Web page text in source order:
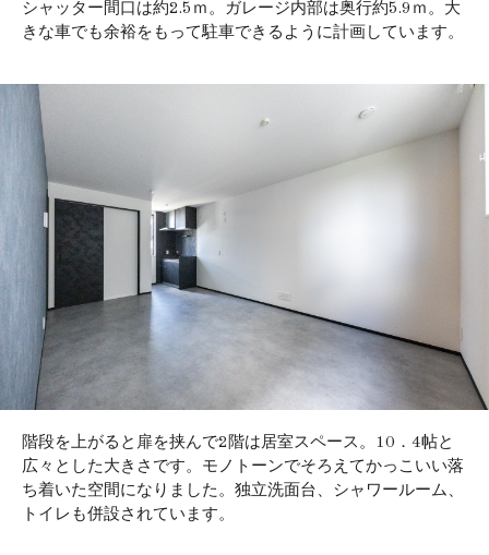
シャッター間口は約2.5ｍ。ガレージ内部は奥行約5.9ｍ。大
きな車でも余裕をもって駐車できるように計画しています。
階段を上がると扉を挟んで2階は居室スペース。10．4帖と
広々とした大きさです。モノトーンでそろえてかっこいい落
ち着いた空間になりました。独立洗面台、シャワールーム、
トイレも併設されています。